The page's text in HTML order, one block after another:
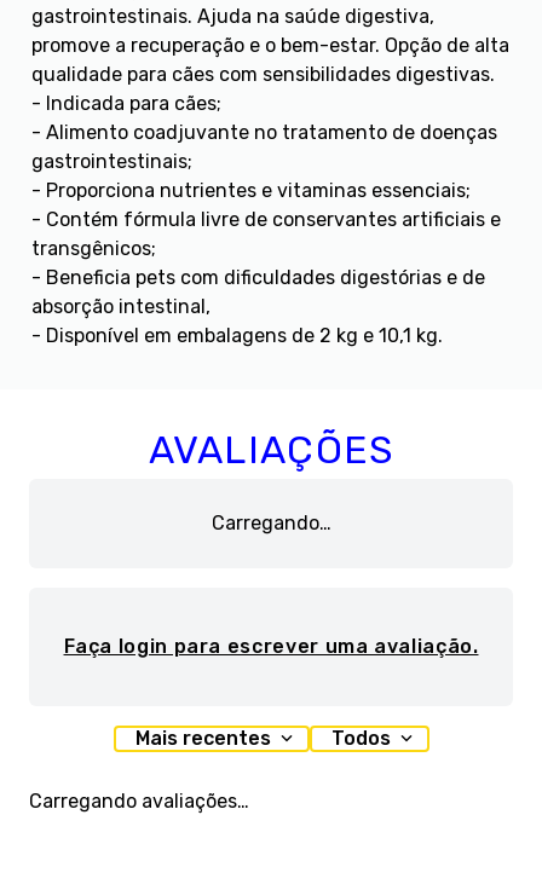
gastrointestinais. Ajuda na saúde digestiva,
promove a recuperação e o bem-estar. Opção de alta
qualidade para cães com sensibilidades digestivas.
- Indicada para cães;
- Alimento coadjuvante no tratamento de doenças
gastrointestinais;
- Proporciona nutrientes e vitaminas essenciais;
- Contém fórmula livre de conservantes artificiais e
transgênicos;
- Beneficia pets com dificuldades digestórias e de
absorção intestinal,
- Disponível em embalagens de 2 kg e 10,1 kg.
AVALIAÇÕES
Carregando…
Faça login para escrever uma avaliação.
Mais recentes Todos
Carregando avaliações…